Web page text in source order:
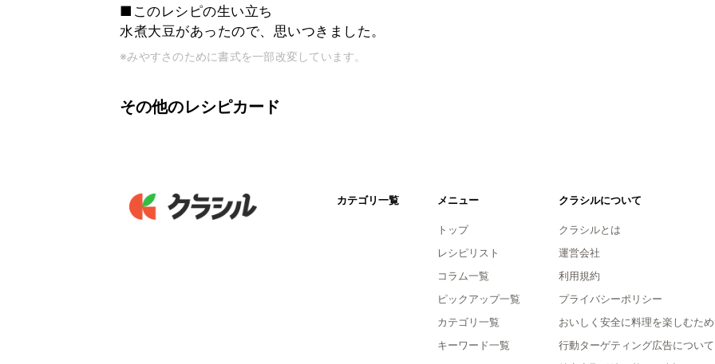
■このレシピの生い立ち
水煮大豆があったので、思いつきました。
※みやすさのために書式を一部改変しています。
その他のレシピカード
カテゴリ一覧 メニュー
トップ
レシピリスト
コラム一覧
ピックアップ一覧
カテゴリ一覧
キーワード一覧
クラシルについて
クラシルとは
運営会社
利用規約
プライバシーポリシー
おいしく安全に料理を楽しむため
行動ターゲティング広告について